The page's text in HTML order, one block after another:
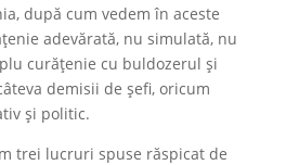
după cum vedem în aceste
adevărată, nu simulată, nu
curăţenie cu buldozerul şi
demisii de şefi, oricum
şi politic.
trei lucruri spuse răspicat de